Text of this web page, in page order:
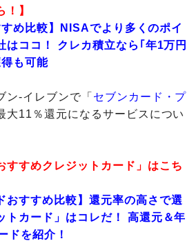
！】
め比較】NISAでより多くのポイ
はココ！ クレカ積立なら｢年1万円
も可能
-イレブンで「 セブンカード・プ
大11％還元になるサービスについ
すすめクレジットカード」はこち
おすすめ比較】還元率の高さで選
トカード」はコレだ！ 高還元＆年
ドを紹介！